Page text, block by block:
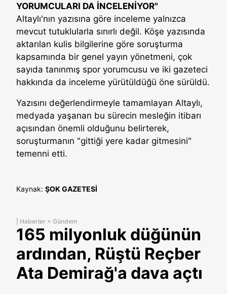
YORUMCULARI DA İNCELENİYOR"
Altaylı'nın yazısına göre inceleme yalnızca
mevcut tutuklularla sınırlı değil. Köşe yazısında
aktarılan kulis bilgilerine göre soruşturma
kapsamında bir genel yayın yönetmeni, çok
sayıda tanınmış spor yorumcusu ve iki gazeteci
hakkında da inceleme yürütüldüğü öne sürüldü.
Yazısını değerlendirmeyle tamamlayan Altaylı,
medyada yaşanan bu sürecin mesleğin itibarı
açısından önemli olduğunu belirterek,
soruşturmanın "gittiği yere kadar gitmesini"
temenni etti.
Kaynak: ŞOK GAZETESİ
Haberler > Gündem
165 milyonluk düğünün
ardından, Rüştü Reçber
Ata Demirağ'a dava açtı